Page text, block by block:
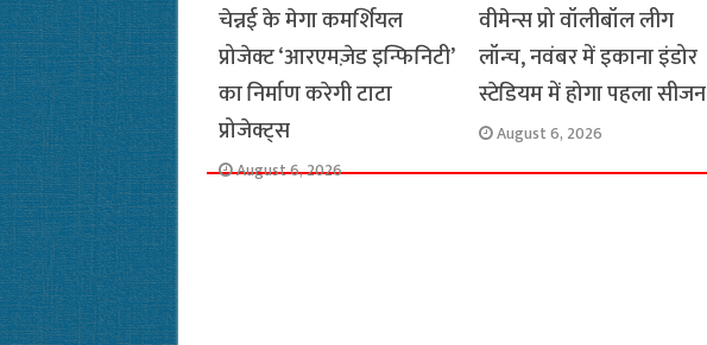
चेन्नई के मेगा कमर्शियल
प्रोजेक्ट ‘आरएमज़ेड इन्फिनिटी’
का निर्माण करेगी टाटा
प्रोजेक्ट्स
August 6, 2026
वीमेन्स प्रो वॉलीबॉल लीग
लॉन्च, नवंबर में इकाना इंडोर
स्टेडियम में होगा पहला सीजन
August 6, 2026